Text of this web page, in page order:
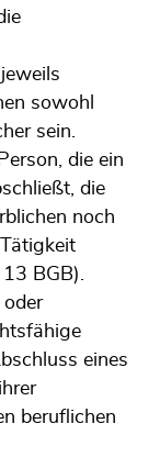
sowohl
sein.
die ein
die
noch
BGB).
oder
eines
beruflichen